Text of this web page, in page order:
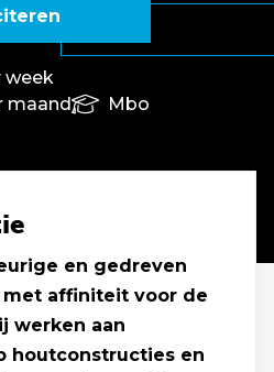
week
maand
Mbo
en gedreven
affiniteit voor de
werken aan
houtconstructies en